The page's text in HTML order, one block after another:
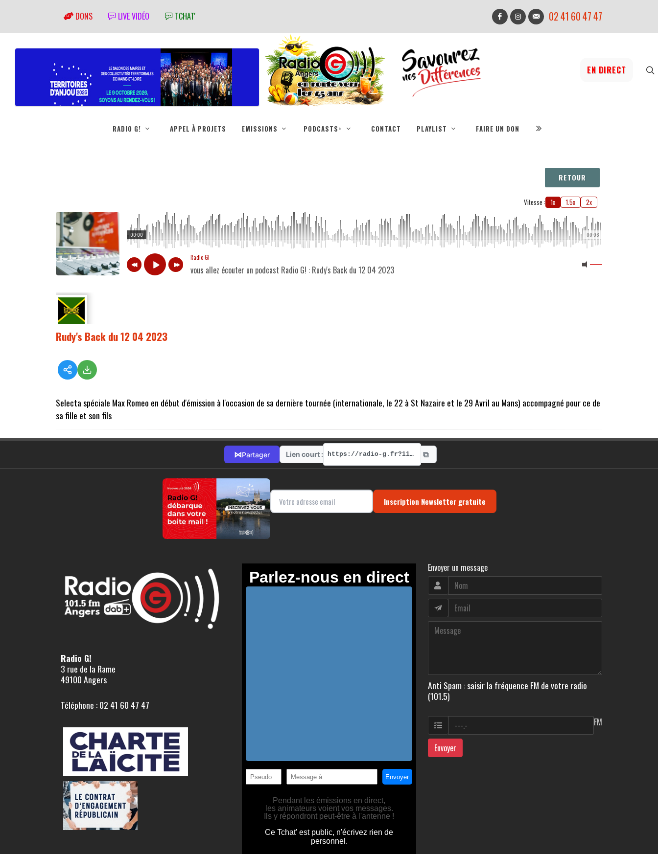
DONS LIVE VIDÉO TCHAT' 02 41 60 47 47
EN DIRECT
RADIO G! APPEL À PROJETS EMISSIONS PODCASTS+ CONTACT PLAYLIST FAIRE UN DON
RETOUR
Vitesse : 1x 1.5x 2x
00:06
00:00
Radio G!
vous allez écouter un podcast Radio G! : Rudy's Back du 12 04 2023
Rudy's Back du 12 04 2023
Selecta spéciale Max Romeo en début d'émission à l'occasion de sa dernière tournée (internationale, le 22 à St Nazaire et le 29 Avril au Mans) accompagné pour ce de
sa fille et son fils
⋈Partager Lien court : https://radio-g.fr?11340 ⧉
Inscription Newsletter gratuite
Radio G!
3 rue de la Rame
49100 Angers
Téléphone : 02 41 60 47 47
Envoyer un message
Anti Spam : saisir la fréquence FM de votre radio
(101.5)
FM
Envoyer